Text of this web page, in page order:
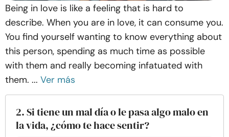
Being in love is like a feeling that is hard to
describe. When you are in love, it can consume you.
You find yourself wanting to know everything about
this person, spending as much time as possible
with them and really becoming infatuated with
them. ... Ver más
2. Si tiene un mal día o le pasa algo malo en
la vida, ¿cómo te hace sentir?